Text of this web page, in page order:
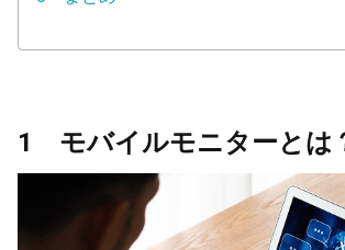
1 モバイルモニターとは